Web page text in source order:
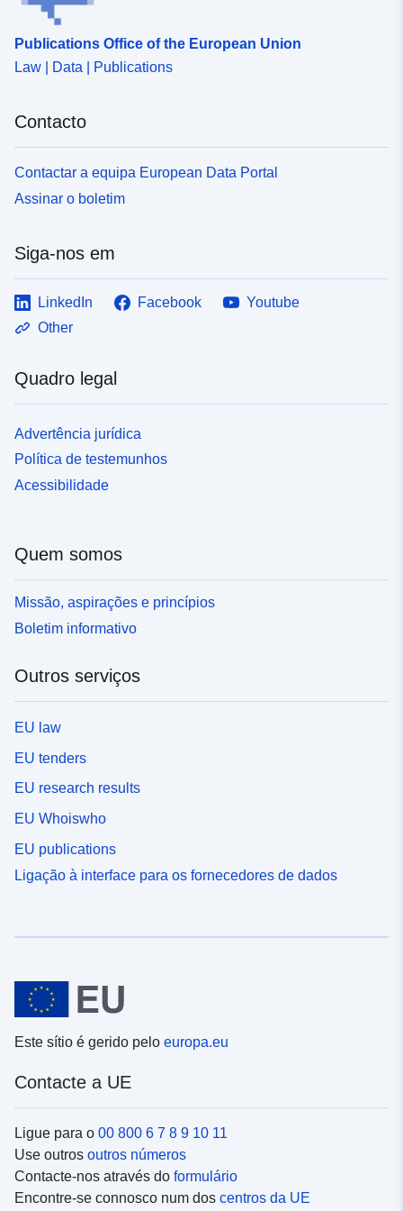
Tipo:
Recurso:
Publications Office of the European Union
Law | Data | Publications
Contacto
Contactar a equipa European Data Portal
Assinar o boletim
Siga-nos em
LinkedIn Facebook
Youtube
Other
Quadro legal
Advertência jurídica
Política de testemunhos
Acessibilidade
Quem somos
Missão, aspirações e princípios
Boletim informativo
Outros serviços
EU law
EU tenders
EU research results
EU Whoiswho
EU publications
Ligação à interface para os fornecedores de dados
Este sítio é gerido pelo europa.eu
Contacte a UE
Ligue para o 00 800 6 7 8 9 10 11
Use outros outros números
Contacte-nos através do formulário
Encontre-se connosco num dos centros da UE